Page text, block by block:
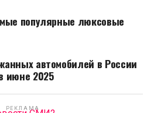
популярные люксовые
автомобилей в России
июне 2025
РЕКЛАМА